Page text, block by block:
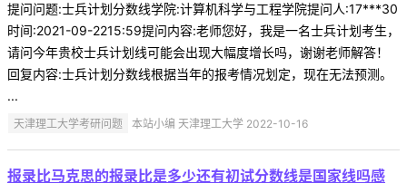
提问问题:士兵计划分数线学院:计算机科学与工程学院提问人:17***30
时间:2021-09-2215:59提问内容:老师您好，我是一名士兵计划考生，
请问今年贵校士兵计划线可能会出现大幅度增长吗，谢谢老师解答！
回复内容:士兵计划分数线根据当年的报考情况划定，现在无法预测。
...
天津理工大学考研问题 本站小编 天津理工大学 2022-10-16
报录比马克思的报录比是多少还有初试分数线是国家线吗感